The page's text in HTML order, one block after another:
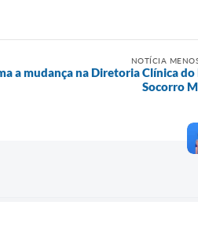
NOTÍCIA
a mudança na Diretoria Clínica
Socorro